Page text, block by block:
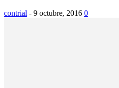
contrial - 9 octubre, 2016 0